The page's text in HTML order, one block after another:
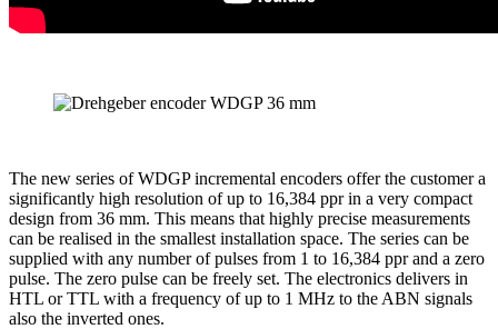
The new series of WDGP incremental encoders offer the customer a
significantly high resolution of up to 16,384 ppr in a very compact
design from 36 mm. This means that highly precise measurements
can be realised in the smallest installation space. The series can be
supplied with any number of pulses from 1 to 16,384 ppr and a zero
pulse. The zero pulse can be freely set. The electronics delivers in
HTL or TTL with a frequency of up to 1 MHz to the ABN signals
also the inverted ones.